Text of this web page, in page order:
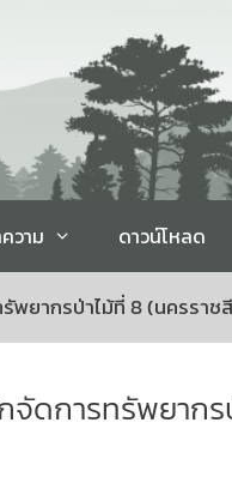
วาม ดาวน์โหลด
ยากรป่าไม้ที่ 8 (นครราช
ดการทรัพยากร